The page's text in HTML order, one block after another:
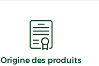
Origine des produits